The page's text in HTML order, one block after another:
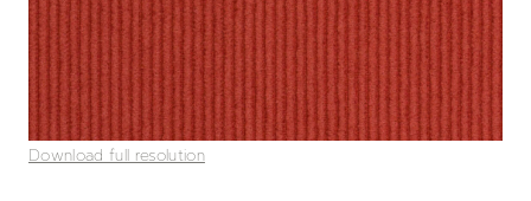
Download full resolution